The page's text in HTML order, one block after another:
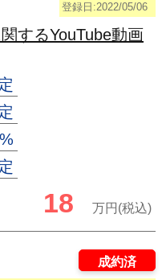
登録日:2022/05/06
するYouTube動画
%
18 万円(税込)
成約済